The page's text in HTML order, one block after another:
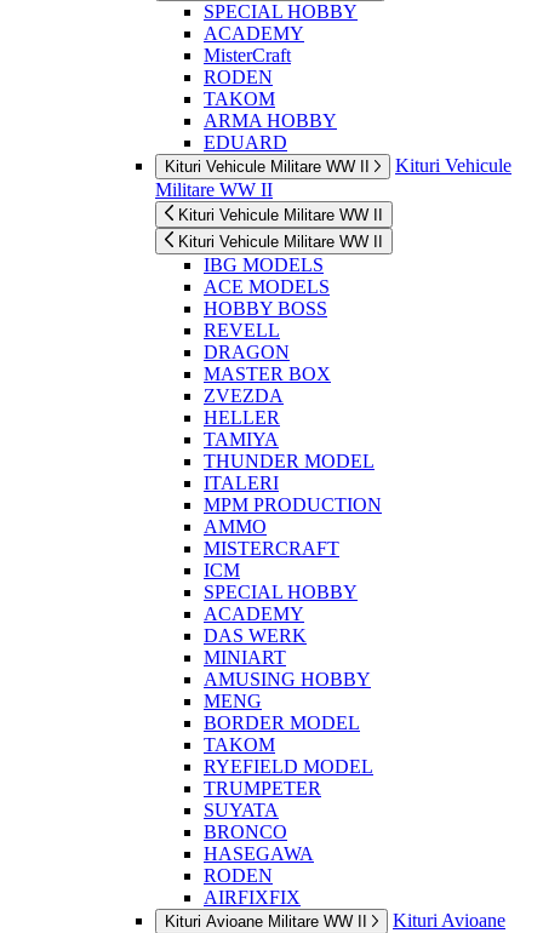
SPECIAL HOBBY
ACADEMY
MisterCraft
RODEN
TAKOM
ARMA HOBBY
EDUARD
Kituri Vehicule Militare WW II
Kituri Vehicule
Militare WW II
Kituri Vehicule Militare WW II
Kituri Vehicule Militare WW II
IBG MODELS
ACE MODELS
HOBBY BOSS
REVELL
DRAGON
MASTER BOX
ZVEZDA
HELLER
TAMIYA
THUNDER MODEL
ITALERI
MPM PRODUCTION
AMMO
MISTERCRAFT
ICM
SPECIAL HOBBY
ACADEMY
DAS WERK
MINIART
AMUSING HOBBY
MENG
BORDER MODEL
TAKOM
RYEFIELD MODEL
TRUMPETER
SUYATA
BRONCO
HASEGAWA
RODEN
AIRFIXFIX
Kituri Avioane Militare WW II
Kituri Avioane